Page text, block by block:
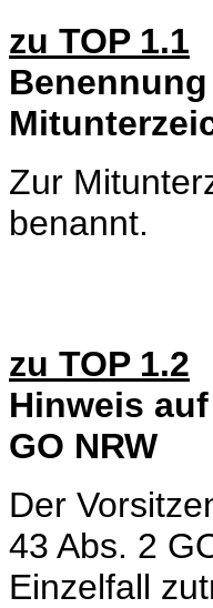
zu TOP 1.1
Zur
benannt.
zu TOP 1.2
Hinweis
GO NRW
Der
43 Abs. 2
Einzelfall